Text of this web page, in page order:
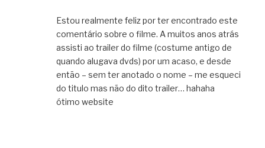
Estou realmente feliz por ter encontrado este
comentário sobre o filme. A muitos anos atrás
assisti ao trailer do filme (costume antigo de
quando alugava dvds) por um acaso, e desde
então – sem ter anotado o nome – me esqueci
do titulo mas não do dito trailer… hahaha
ótimo website